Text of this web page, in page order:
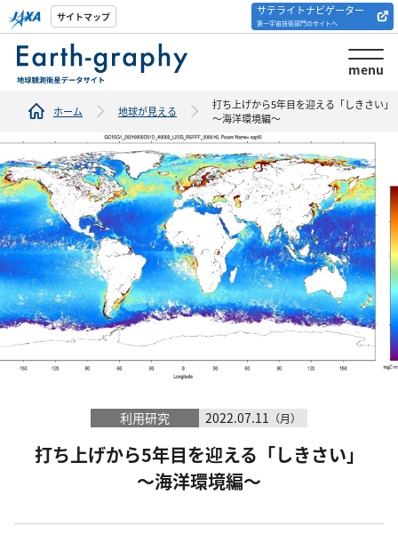
サイトマップ サテライトナビゲーター
第一宇宙技術部門のサイトへ
menu
解析ツール/サイトの
紹介
ホーム 地球が見える
打ち上げから5年目を迎える「しきさい」
～海洋環境編～
利用研究 2022.07.11 （月）
打ち上げから5年目を迎える「しきさい」
～海洋環境編～